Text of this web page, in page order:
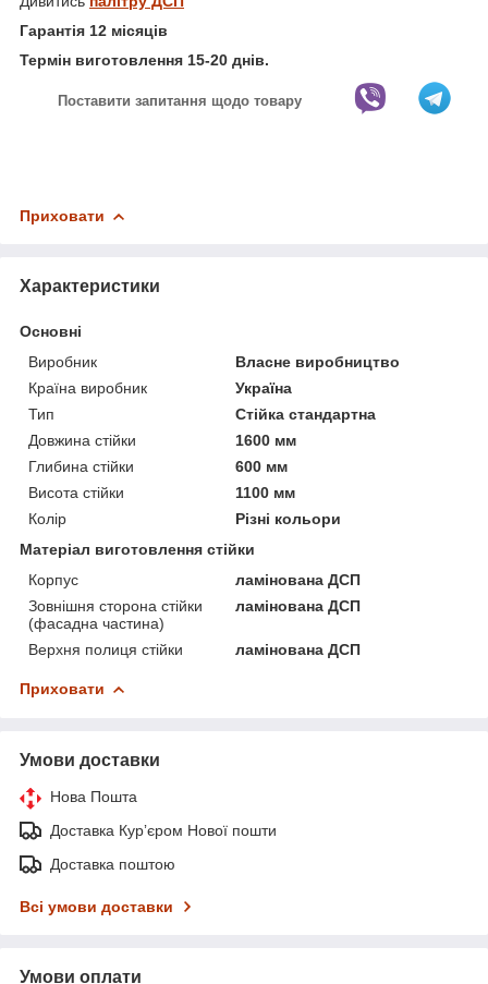
Гарантія 12 місяців
Термін виготовлення 15-20 днів.
Поставити запитання щодо товару
Приховати
Характеристики
Основні
Виробник
Власне виробництво
Країна виробник
Україна
Тип
Стійка стандартна
Довжина стійки
1600 мм
Глибина стійки
600 мм
Висота стійки
1100 мм
Колір
Різні кольори
Матеріал виготовлення стійки
Корпус
ламінована ДСП
Зовнішня сторона стійки
(фасадна частина)
ламінована ДСП
Верхня полиця стійки ламінована ДСП
Приховати
Умови доставки
Нова Пошта
Доставка Курʼєром Нової пошти
Доставка поштою
Всі умови доставки
Умови оплати